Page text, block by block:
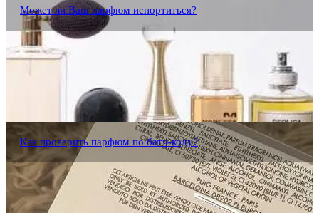
Может ли Ваш парфюм испортиться?
Как проверить парфюм по батч-коду?